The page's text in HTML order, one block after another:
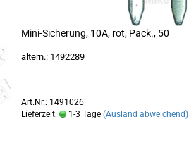
Mini-Sicherung, 10A, rot, Pack., 50
altern.: 1492289
Art.Nr.: 1491026
Lieferzeit:
1-3 Tage (Ausland abweichend)